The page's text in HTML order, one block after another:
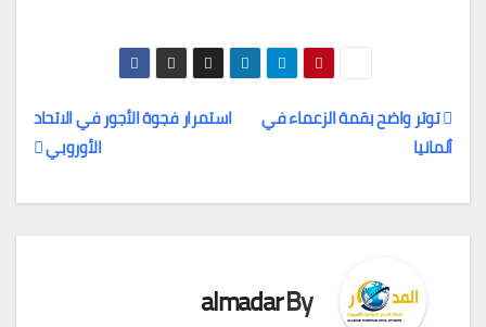
تصفّح
المقالات
استمرار فجوة الأجور في الاتحاد
الأوروبي
توتر واضح بقمة الزعماء في
ألمانيا
By
almadar